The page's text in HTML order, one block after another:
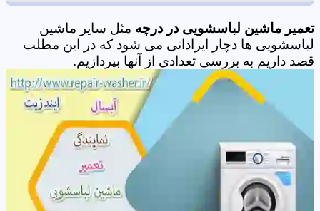
تعمیر ماشین لباسشویی در درچه مثل سایر ماشین
لباسشویی ها دچار ایراداتی می شود که در این مطلب
قصد داریم به بررسی تعدادی از آنها بپردازیم.